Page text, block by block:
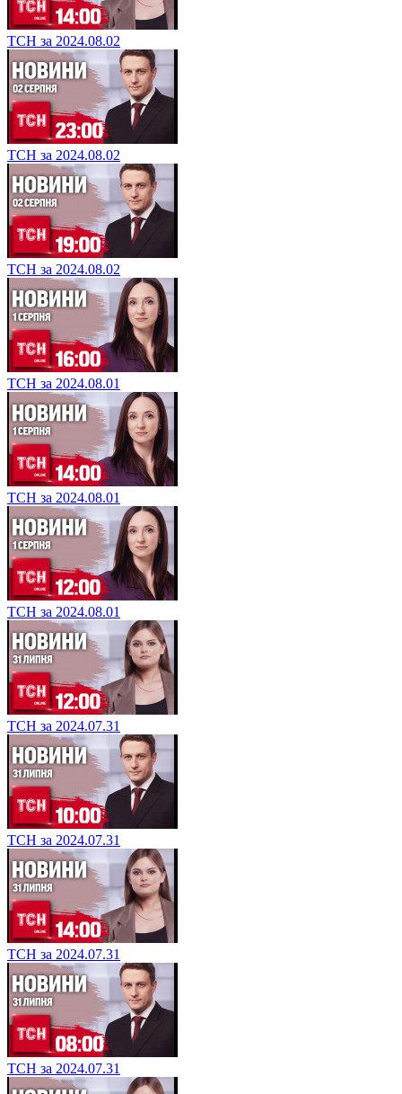
ТСН за 2024.08.02
ТСН за 2024.08.02
ТСН за 2024.08.02
ТСН за 2024.08.01
ТСН за 2024.08.01
ТСН за 2024.08.01
ТСН за 2024.07.31
ТСН за 2024.07.31
ТСН за 2024.07.31
ТСН за 2024.07.31